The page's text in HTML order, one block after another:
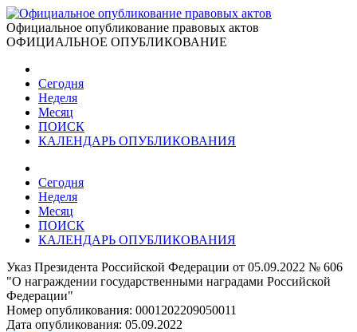
Официальное опубликование правовых актов
ОФИЦИАЛЬНОЕ ОПУБЛИКОВАНИЕ
Сегодня
Неделя
Месяц
ПОИСК
КАЛЕНДАРЬ ОПУБЛИКОВАНИЯ
Сегодня
Неделя
Месяц
ПОИСК
КАЛЕНДАРЬ ОПУБЛИКОВАНИЯ
Указ Президента Российской Федерации от 05.09.2022 № 606
"О награждении государственными наградами Российской
Федерации"
Номер опубликования: 0001202209050011
Дата опубликования: 05.09.2022